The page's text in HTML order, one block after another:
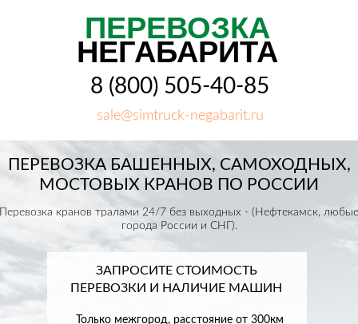
ПЕРЕВОЗКА
НЕГАБАРИТА
8 (800) 505-40-85
sale@simtruck-negabarit.ru
ПЕРЕВОЗКА БАШЕННЫХ, САМОХОДНЫХ,
МОСТОВЫХ КРАНОВ ПО РОССИИ
Перевозка кранов тралами 24/7 без выходных - (Нефтекамск, любые
города России и СНГ).
ЗАПРОСИТЕ СТОИМОСТЬ
ПЕРЕВОЗКИ И НАЛИЧИЕ МАШИН
Только межгород, расстояние от 300км